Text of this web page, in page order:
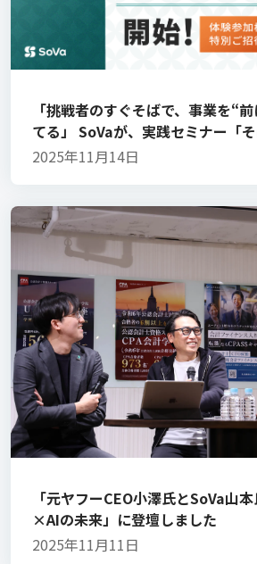
「挑戦者のすぐそばで、事業を“
てる」 SoVaが、実践セミナー「
2025年11月14日
「元ヤフーCEO小澤氏とSoVa山
×AIの未来」に登壇しました
2025年11月11日